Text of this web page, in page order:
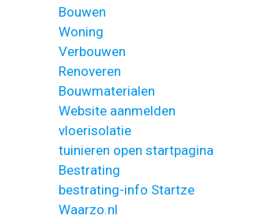
Bouwen
Woning
Verbouwen
Renoveren
Bouwmaterialen
Website aanmelden
vloerisolatie
tuinieren open startpagina
Bestrating
bestrating-info Startze
Waarzo.nl